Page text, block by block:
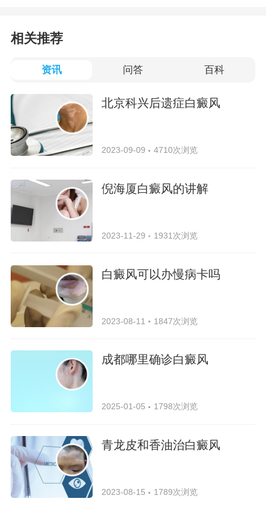
相关推荐
资讯 问答 百科
北京科兴后遗症白癜风
2023-09-09 4710次浏览
倪海厦白癜风的讲解
2023-11-29 1931次浏览
白癜风可以办慢病卡吗
2023-08-11 1847次浏览
成都哪里确诊白癜风
2025-01-05 1798次浏览
青龙皮和香油治白癜风
2023-08-15 1789次浏览